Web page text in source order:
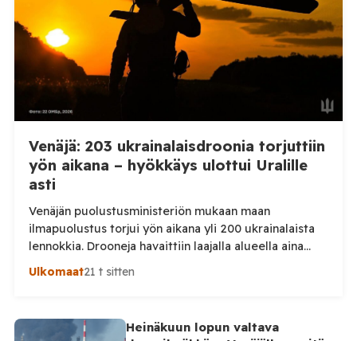
Venäjä: 203 ukrainalaisdroonia torjuttiin
yön aikana – hyökkäys ulottui Uralille
asti
Venäjän puolustusministeriön mukaan maan
ilmapuolustus torjui yön aikana yli 200 ukrainalaista
lennokkia. Drooneja havaittiin laajalla alueella aina
Uralille asti. Venäjän puolustusministeriön virallisen
miehittämätöntä ilma-alusta torstai-illan 6. elokuuta
ja perjantaiaamun 7. elokuuta välisenä aikana.
Ulkomaat21 t sitten
Heinäkuun lopun valtava